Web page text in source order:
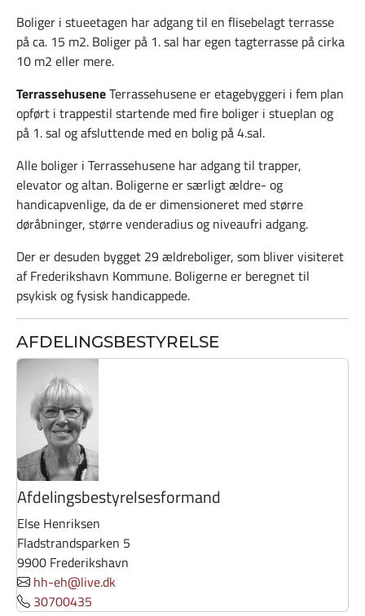
Boliger i stueetagen har adgang til en flisebelagt terrasse
på ca. 15 m2. Boliger på 1. sal har egen tagterrasse på cirka
10 m2 eller mere.
TerrassehuseneTerrassehusene er etagebyggeri i fem plan
opført i trappestil startende med fire boliger i stueplan og
på 1. sal og afsluttende med en bolig på 4.sal.
Alle boliger i Terrassehusene har adgang til trapper,
elevator og altan. Boligerne er særligt ældre- og
handicapvenlige, da de er dimensioneret med større
døråbninger, større venderadius og niveaufri adgang.
Der er desuden bygget 29 ældreboliger, som bliver visiteret
af Frederikshavn Kommune. Boligerne er beregnet til
psykisk og fysisk handicappede.
AFDELINGSBESTYRELSE
Afdelingsbestyrelsesformand
Else Henriksen
Fladstrandsparken 5
9900 Frederikshavn
hh-eh@live.dk
30700435